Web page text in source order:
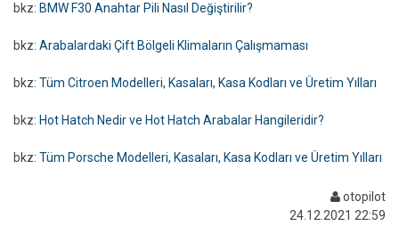
bkz: BMW F30 Anahtar Pili Nasıl Değiştirilir?
bkz: Arabalardaki Çift Bölgeli Klimaların Çalışmaması
bkz: Tüm Citroen Modelleri, Kasaları, Kasa Kodları ve Üretim Yılları
bkz: Hot Hatch Nedir ve Hot Hatch Arabalar Hangileridir?
bkz: Tüm Porsche Modelleri, Kasaları, Kasa Kodları ve Üretim Yılları
otopilot
24.12.2021 22:59